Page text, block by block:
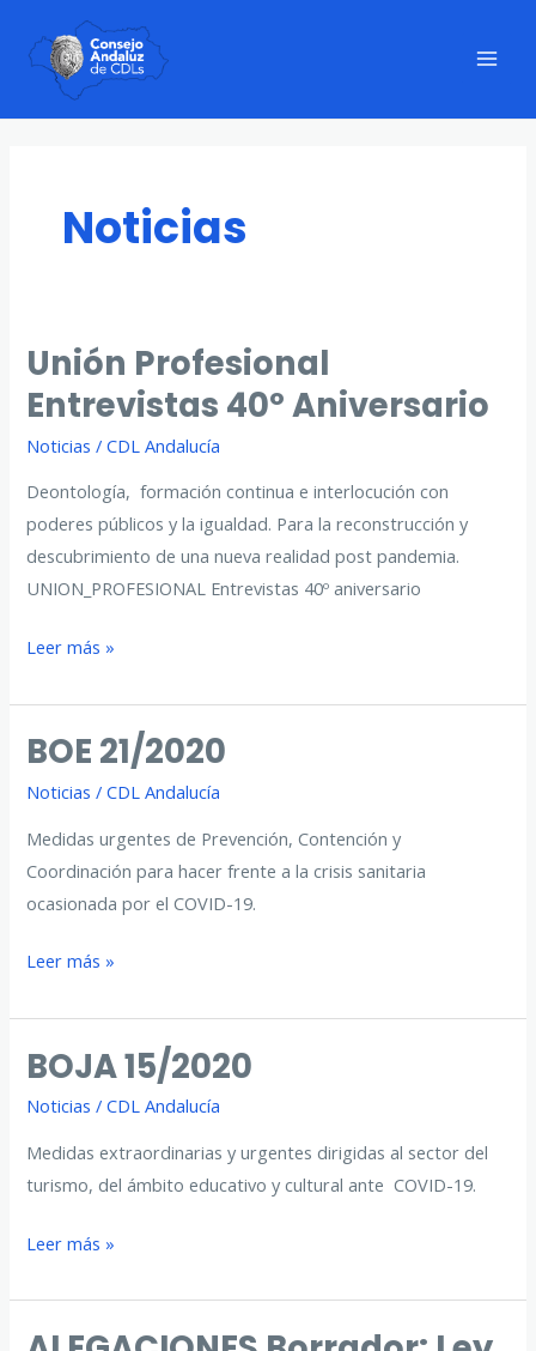
contenido
Noticias
Unión Profesional
Entrevistas 40º Aniversario
Noticias /CDL Andalucía
Deontología, formación continua e interlocución con
poderes públicos y la igualdad. Para la reconstrucción y
descubrimiento de una nueva realidad post pandemia.
UNION_PROFESIONAL Entrevistas 40º aniversario
Unión
Entrevistas
40º
Leer más »
BOE 21/2020
Noticias /CDL Andalucía
Medidas urgentes de Prevención, Contención y
Coordinación para hacer frente a la crisis sanitaria
ocasionada por el COVID-19.
BOE
Leer más »
BOJA 15/2020
Noticias /CDL Andalucía
Medidas extraordinarias y urgentes dirigidas al sector del
turismo, del ámbito educativo y cultural ante COVID-19.
BOJA
Leer más »